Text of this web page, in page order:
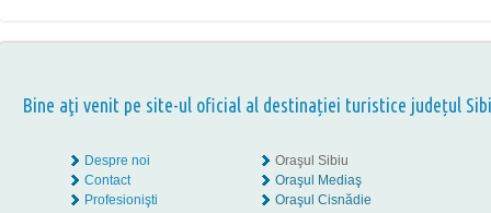
Bine aţi venit pe site-ul oficial al destinației turistice județul
Despre noi
Contact
Profesionişti
Oraşul Sibiu
Oraşul Mediaş
Oraşul Cisnădie